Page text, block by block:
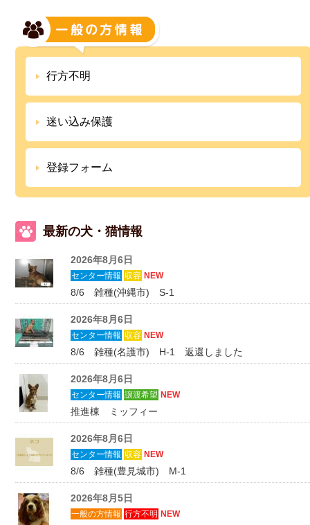
行方不明
迷い込み保護
登録フォーム
最新の犬・猫情報
2026年8月6日
センター情報 収容 NEW
8/6 雑種(沖縄市) S-1
2026年8月6日
センター情報 収容 NEW
8/6 雑種(名護市) H-1 返還しました
2026年8月6日
センター情報 譲渡希望 NEW
推進棟 ミッフィー
2026年8月6日
センター情報 収容 NEW
8/6 雑種(豊見城市) M-1
2026年8月5日
一般の方情報 行方不明 NEW